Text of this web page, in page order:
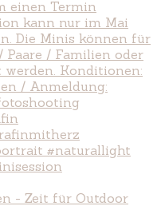
- Zeit für Outdoor